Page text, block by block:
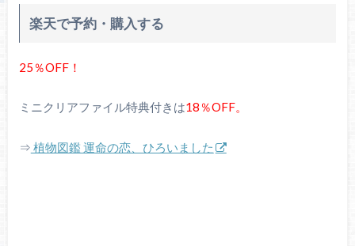
楽天で予約・購入する
25％OFF！
ミニクリアファイル特典付きは18％OFF。
⇒ 植物図鑑 運命の恋、ひろいました